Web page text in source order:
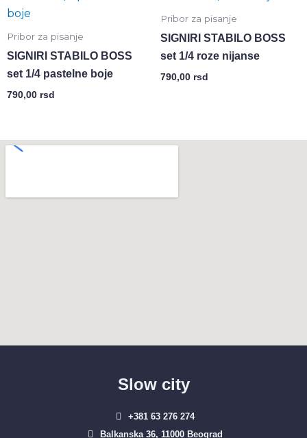
Pribor za pisanje
SIGNIRI STABILO BOSS
set 1/4 pastelne boje
790,00 rsd
Pribor za pisanje
SIGNIRI STABILO BOSS
set 1/4 roze nijanse
790,00 rsd
Slow city
+381 63 276 274​
Balkanska 36, 11000 Beograd​